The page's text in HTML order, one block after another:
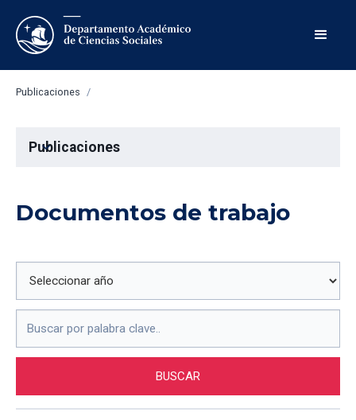
Publicaciones /
Publicaciones
expand_more
Documentos de trabajo